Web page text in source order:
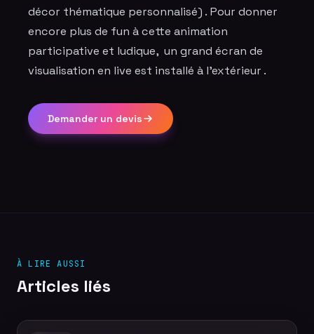
décor thématique personnalisé) . Pour donner
encore plus de fun à cette animation
participative et ludique, un grand écran de
visualisation en live est installé à l’extérieur .
Demander un devis
À LIRE AUSSI
Articles liés